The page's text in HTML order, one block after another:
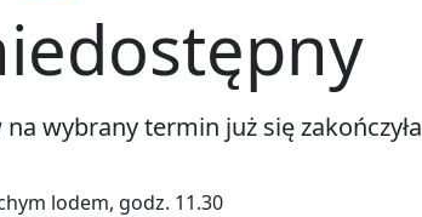
wybrany termin już się zakończyła
lodem, godz. 11.30